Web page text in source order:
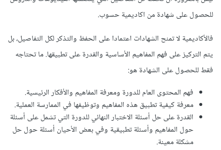
للحصول على شهادة من اكاديمية حسوب.
فالأكاديمية لا تمنح الشهادات اعتمادا على الحفظ والتذكر لكل التفاصيل، بل
يتم التركيز على فهم المفاهيم الأساسية والقدرة على تطبيقها. ما تحتاجه
فقط للحصول على الشهادة هو:
فهم المحتوى العام للدورة ومعرفة المفاهيم والأفكار الرئيسية.
معرفة كيفية تطبيق هذه المفاهيم وتوظيفها في الممارسة العملية.
القدرة على حل أسئلة الاختبار النهائي للدورة التي تشمل على أسئلة
حول المفاهيم وأسئلة تطبيقية وفي بعض الأحيان أسئلة حول حل
مشكلة معينة.